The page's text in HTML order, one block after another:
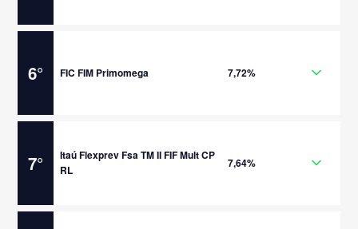
6° FIC FIM Primomega 7,72%
7°
Itaú Flexprev Fsa TM II FIF Mult CP
RL
7,64%